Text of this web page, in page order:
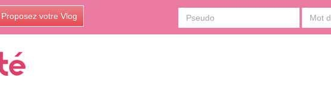
Proposez votre Vlog